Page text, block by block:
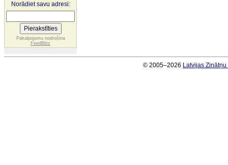
Norādiet savu adresi:
Pakalpojumu nodrošina
FeedBlitz
© 2005–2026 Latvijas